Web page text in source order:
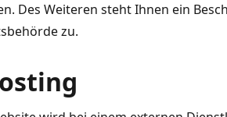
Des Weiteren steht Ihnen ein
zu.